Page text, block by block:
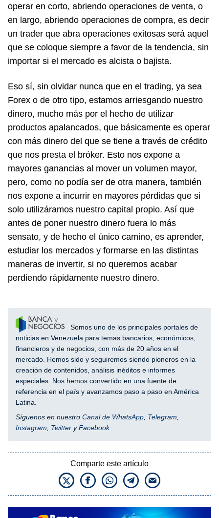
operar en corto, abriendo operaciones de venta, o
en largo, abriendo operaciones de compra, es decir
un trader que abra operaciones exitosas será aquel
que se coloque siempre a favor de la tendencia, sin
importar si el mercado es alcista o bajista.
Eso sí, sin olvidar nunca que en el trading, ya sea
Forex o de otro tipo, estamos arriesgando nuestro
dinero, mucho más por el hecho de utilizar
productos apalancados, que básicamente es operar
con más dinero del que se tiene a través de crédito
que nos presta el bróker. Esto nos expone a
mayores ganancias al mover un volumen mayor,
pero, como no podía ser de otra manera, también
nos expone a incurrir en mayores pérdidas que si
solo utilizáramos nuestro capital propio. Así que
antes de poner nuestro dinero fuera lo más
sensato, y de hecho el único camino, es aprender,
estudiar los mercados y formarse en las distintas
maneras de invertir, si no queremos acabar
perdiendo rápidamente nuestro dinero.
Somos uno de los principales portales de
noticias en Venezuela para temas bancarios, económicos,
financieros y de negocios, con más de 20 años en el
mercado. Hemos sido y seguiremos siendo pioneros en la
creación de contenidos, análisis inéditos e informes
especiales. Nos hemos convertido en una fuente de
referencia en el país y avanzamos paso a paso en América
Latina.
Síguenos en nuestro Canal de WhatsApp Telegram
Instagram
Twitter yFacebook
Comparte este artículo